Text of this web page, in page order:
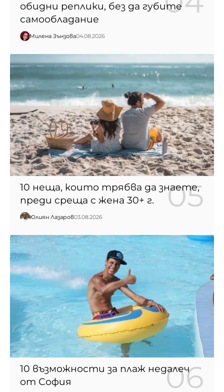
обидни реплики, без да губите
самообладание
Милена Зънзова04.08.2026
10 неща, които трябва да знаете,
преди среща с жена 30+ г.
Юлиян Лазаров03.08.2026
10 възможности за плаж недалеч
от София